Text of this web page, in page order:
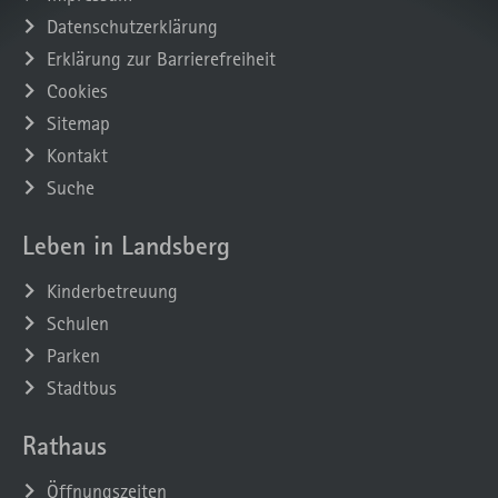
Datenschutzerklärung
Erklärung zur Barrierefreiheit
Cookies
Sitemap
Kontakt
Suche
Leben in Landsberg
Kinderbetreuung
Schulen
Parken
Stadtbus
Rathaus
Öffnungszeiten